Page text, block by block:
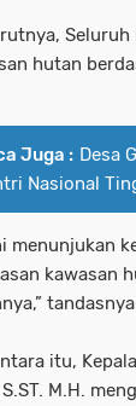
hutan
Juga : Desa
Nasional
menunjukan
kawasan
tandasnya
itu,
M.H.